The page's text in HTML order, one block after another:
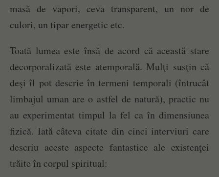
masă de vapori, ceva transparent, un nor de
culori, un tipar energetic etc.
Toată lumea este însă de acord că această stare
decorporalizată este atemporală. Mulţi susţin că
deşi îl pot descrie în termeni temporali (întrucât
limbajul uman are o astfel de natură), practic nu
au experimentat timpul la fel ca în dimensiunea
fizică. Iată câteva citate din cinci interviuri care
descriu aceste aspecte fantastice ale existenţei
trăite în corpul spiritual: